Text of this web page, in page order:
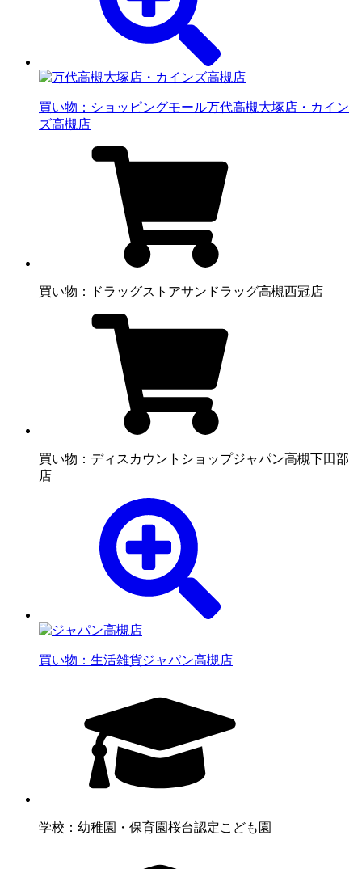
買い物：ショッピングモール万代高槻大塚店・カイン
ズ高槻店
買い物：ドラッグストアサンドラッグ高槻西冠店
買い物：ディスカウントショップジャパン高槻下田部
店
買い物：生活雑貨ジャパン高槻店
学校：幼稚園・保育園桜台認定こども園